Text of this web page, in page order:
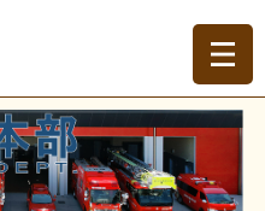
> 消防本部>消防庁舎整
署都賀・西方分署庁舎整備